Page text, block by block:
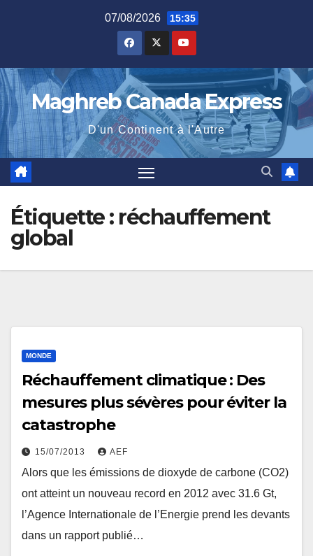
07/08/2026 15:35
Maghreb Canada Express
D'un Continent à l'Autre
Étiquette : réchauffement
global
MONDE
Réchauffement climatique : Des
mesures plus sévères pour éviter la
catastrophe
15/07/2013 AEF
Alors que les émissions de dioxyde de carbone (CO2)
ont atteint un nouveau record en 2012 avec 31.6 Gt,
l’Agence Internationale de l’Energie prend les devants
dans un rapport publié…